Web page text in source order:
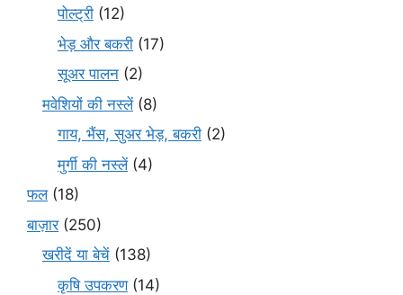
पोल्ट्री (12)
भेड़ और बकरी (17)
सूअर पालन (2)
मवेशियों की नस्लें(8)
गाय, भैंस, सुअर भेड़, बकरी (2)
मुर्गी की नस्लें(4)
फल(18)
बाज़ार(250)
खरीदें या बेचें (138)
कृषि उपकरण(14)